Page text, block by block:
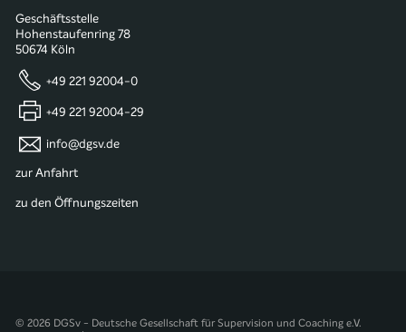
Geschäftsstelle
Hohenstaufenring 78
50674 Köln
+49 221 92004-0
+49 221 92004-29
info@dgsv.de
zur Anfahrt
zu den Öffnungszeiten
© 2026 DGSv - Deutsche Gesellschaft für Supervision und Coaching e.V.